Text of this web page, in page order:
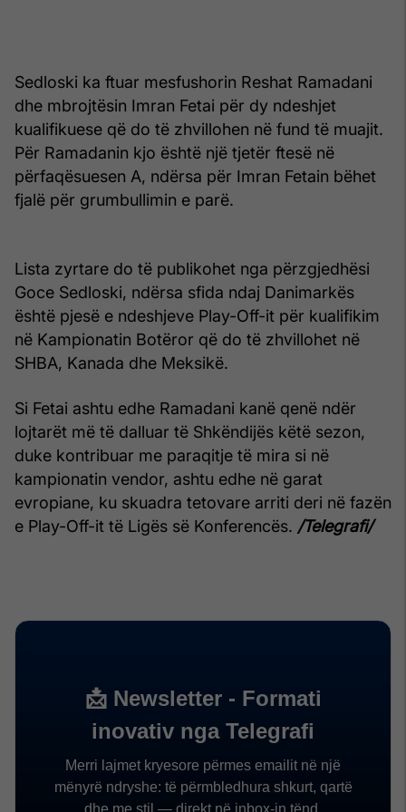
Sedloski ka ftuar mesfushorin Reshat Ramadani
dhe mbrojtësin Imran Fetai për dy ndeshjet
kualifikuese që do të zhvillohen në fund të muajit.
Për Ramadanin kjo është një tjetër ftesë në
përfaqësuesen A, ndërsa për Imran Fetain bëhet
fjalë për grumbullimin e parë.
Lista zyrtare do të publikohet nga përzgjedhësi
Goce Sedloski, ndërsa sfida ndaj Danimarkës
është pjesë e ndeshjeve Play-Off-it për kualifikim
në Kampionatin Botëror që do të zhvillohet në
SHBA, Kanada dhe Meksikë.
Si Fetai ashtu edhe Ramadani kanë qenë ndër
lojtarët më të dalluar të Shkëndijës këtë sezon,
duke kontribuar me paraqitje të mira si në
kampionatin vendor, ashtu edhe në garat
evropiane, ku skuadra tetovare arriti deri në fazën
e Play-Off-it të Ligës së Konferencës. /Telegrafi/